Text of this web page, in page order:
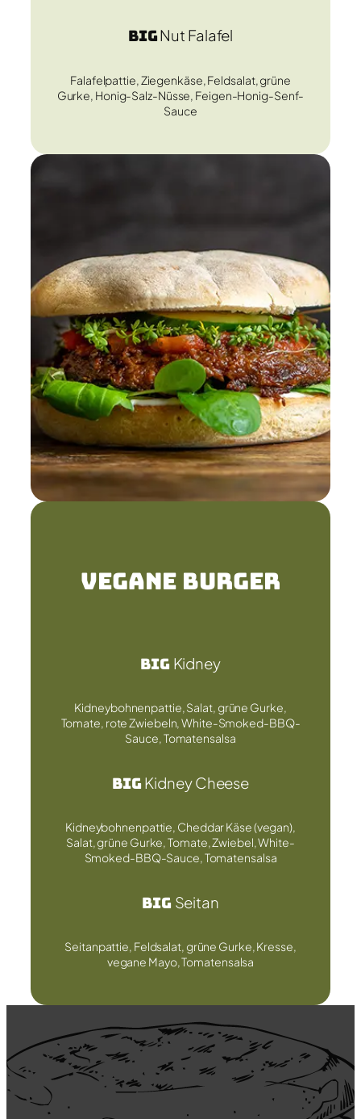
BigNut Falafel
Falafelpattie, Ziegenkäse, Feldsalat, grüne
Gurke, Honig-Salz-Nüsse, Feigen-Honig-Senf-
Sauce
Vegane Burger
Big Kidney
Kidneybohnenpattie, Salat, grüne Gurke,
Tomate, rote Zwiebeln, White-Smoked-BBQ-
Sauce, Tomatensalsa
BigKidney Cheese
Kidneybohnenpattie, Cheddar Käse (vegan),
Salat, grüne Gurke, Tomate, Zwiebel, White-
Smoked-BBQ-Sauce, Tomatensalsa
Big Seitan
Seitanpattie, Feldsalat, grüne Gurke, Kresse,
vegane Mayo, Tomatensalsa